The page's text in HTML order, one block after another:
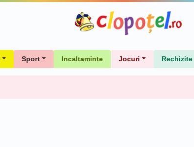
Sport Incaltaminte Jocuri Rechizite